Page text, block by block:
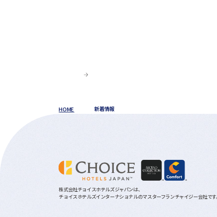
HOME 新着情報
株式会社チョイスホテルズジャパンは、
チョイスホテルズインターナショナルのマスターフランチャイジー会社で